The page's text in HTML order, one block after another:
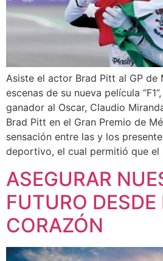
Asiste el actor Brad Pitt al GP de
escenas de su nueva película
ganador al Oscar, Claudio
Brad Pitt en el Gran Premio de
sensación entre las y los
deportivo, el cual permitió que
ASEGURAR
FUTURO DESDE
CORAZÓN